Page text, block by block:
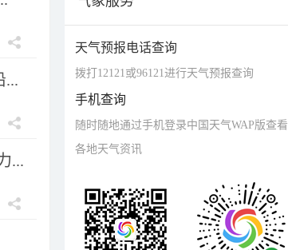
...
...
天气预报电话查询
拨打12121或96121进行天气预报查询
手机查询
随时随地通过手机登录中国天气WAP版查看
各地天气资讯